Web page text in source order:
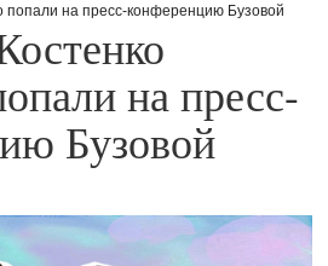
попали на пресс-конференцию Бузовой
на пресс-
Бузовой